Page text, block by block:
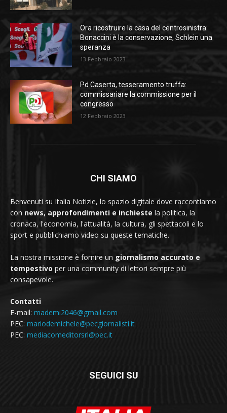
Ora ricostruire la casa del centrosinistra:
Bonaccini è la conservazione, Schlein una
speranza
13 Febbraio 2023
Pd Caserta, tesseramento truffa:
commissariare la commissione per il
congresso
12 Febbraio 2023
CHI SIAMO
Benvenuti su Italia Notizie, lo spazio digitale dove raccontiamo
con news, approfondimenti e inchieste la politica, la
cronaca, l'economia, l'attualità, la cultura, gli spettacoli e lo
sport e pubblichiamo video su queste tematiche.
La nostra missione è fornire un giornalismo accurato e
tempestivo per una community di lettori sempre più
consapevole.
Contatti
E-mail: mademi2046@gmail.com
PEC: mariodemichele@pecgiornalisti.it
PEC: mediacomeditorsrl@pec.it
SEGUICI SU